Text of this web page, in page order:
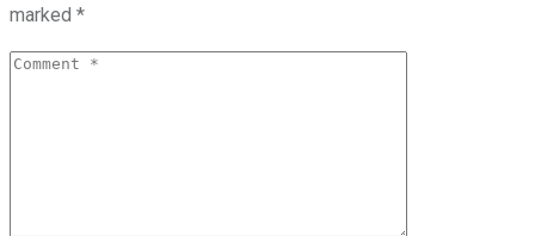
marked *